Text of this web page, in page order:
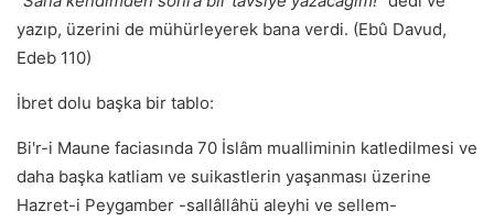
yazıp, üzerini de mühürleyerek bana verdi. (Ebû Davud,
Edeb 110)
İbret dolu başka bir tablo:
Bi'r-i Maune faciasında 70 İslâm mualliminin katledilmesi ve
daha başka katliam ve suikastlerin yaşanması üzerine
Hazret-i Peygamber -sallâllâhü aleyhi ve sellem-